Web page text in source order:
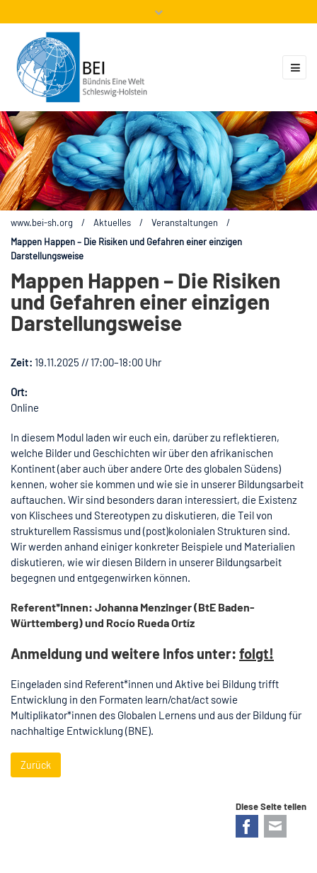
Mitglieder
www.bei-sh.org / Aktuelles / Veranstaltungen
/
Mappen Happen – Die Risiken und Gefahren einer einzigen
Darstellungsweise
Mappen Happen – Die Risiken
und Gefahren einer einzigen
Darstellungsweise
Zeit: 19.11.2025 // 17:00–18:00 Uhr
Ort:
Online
In diesem Modul laden wir euch ein, darüber zu reflektieren,
welche Bilder und Geschichten wir über den afrikanischen
Kontinent (aber auch über andere Orte des globalen Südens)
kennen, woher sie kommen und wie sie in unserer Bildungsarbeit
auftauchen. Wir sind besonders daran interessiert, die Existenz
von Klischees und Stereotypen zu diskutieren, die Teil von
strukturellem Rassismus und (post)kolonialen Strukturen sind.
Wir werden anhand einiger konkreter Beispiele und Materialien
diskutieren, wie wir diesen Bildern in unserer Bildungsarbeit
begegnen und entgegenwirken können.
Referent*innen: Johanna Menzinger (BtE Baden-
Württemberg) und Rocío Rueda Ortíz
Anmeldung und weitere Infos unter: folgt!
Eingeladen sind Referent*innen und Aktive bei Bildung trifft
Entwicklung in den Formaten learn/chat/act sowie
Multiplikator*innen des Globalen Lernens und aus der Bildung für
nachhaltige Entwicklung (BNE).
Zurück
Diese Seite teilen
Facebook